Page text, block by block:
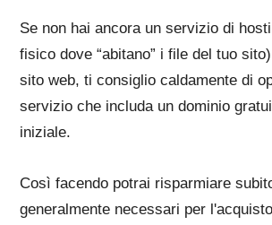
Se non hai ancora un servizio di
fisico dove “abitano” i file del tuo
sito web, ti consiglio caldamente di
servizio che includa un dominio
iniziale.
Così facendo potrai risparmiare
generalmente necessari per